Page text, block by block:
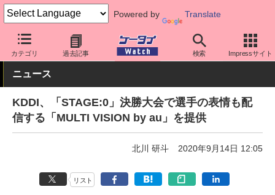
Powered by Translate
カテゴリ 過去記事 検索 Impressサイト
ケータイ Watch キャリア au アプリ・サービス
ニュース
KDDI、「STAGE:0」決勝大会で選手の表情も配
信する「MULTI VISION by au」を提供
北川 研斗 2020年9月14日 12:05
リスト